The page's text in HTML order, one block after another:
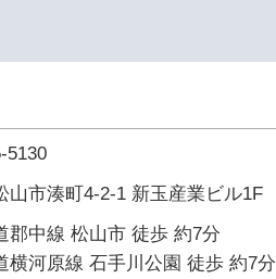
5130
山市湊町4-2-1 新玉産業ビル1F
郡中線 松山市 徒歩 約7分
横河原線 石手川公園 徒歩 約7分